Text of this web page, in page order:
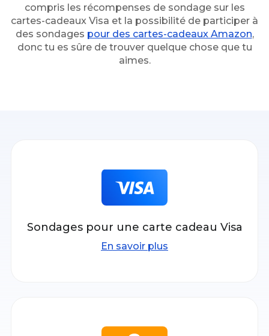
compris les récompenses de sondage sur les
cartes-cadeaux Visa et la possibilité de participer à
des sondages pour des cartes-cadeaux Amazon,
donc tu es sûre de trouver quelque chose que tu
aimes.
Sondages pour une carte cadeau Visa
En savoir plus